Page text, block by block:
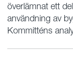
överlämnat ett
användning av
Kommitténs